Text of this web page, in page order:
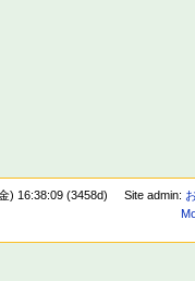
) 16:38:09 (3458d) Site admin: